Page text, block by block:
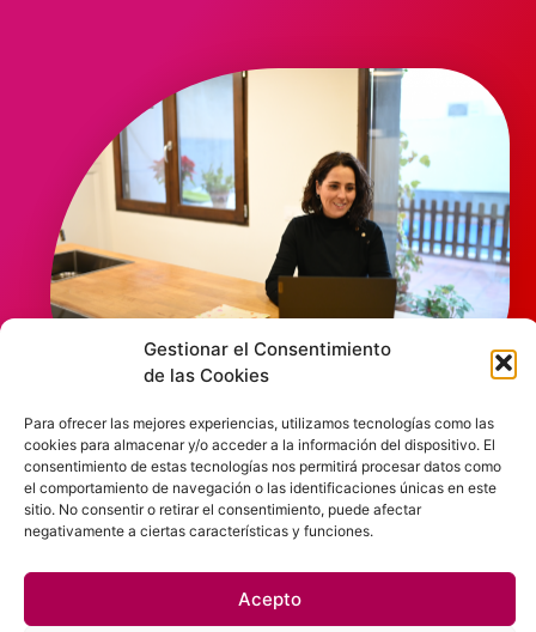
Gestionar el Consentimiento
de las Cookies
Para ofrecer las mejores experiencias, utilizamos tecnologías como las
cookies para almacenar y/o acceder a la información del dispositivo. El
consentimiento de estas tecnologías nos permitirá procesar datos como
el comportamiento de navegación o las identificaciones únicas en este
sitio. No consentir o retirar el consentimiento, puede afectar
negativamente a ciertas características y funciones.
Acepto
POLÍTICA DE PRIVACIDAD
POLÍTICA DE COOKIES
AVISO LEGAL